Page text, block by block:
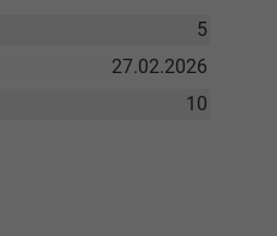
5
27.02.2026
10